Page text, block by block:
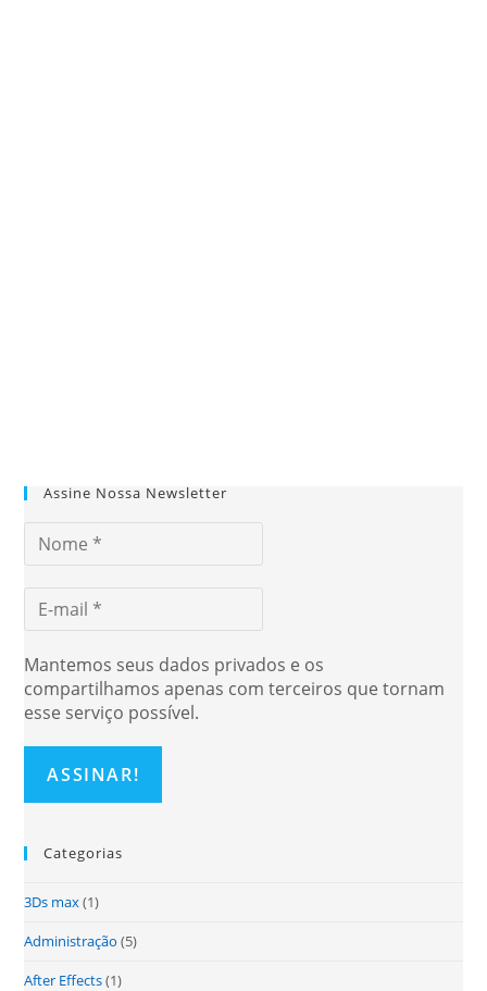
Assine Nossa Newsletter
Mantemos seus dados privados e os
compartilhamos apenas com terceiros que tornam
esse serviço possível.
Categorias
3Ds max(1)
Administração (5)
After Effects(1)